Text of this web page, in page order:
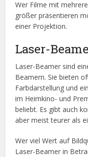
Wer Filme mit
größer präsentieren
einer Projektion.
Laser-
Laser-Beamer sind
Beamern. Sie bieten
Farbdarstellung und
im Heimkino- und
beliebt. Es gibt auch
aber meist teurer als
Wer viel Wert auf
Laser-Beamer in